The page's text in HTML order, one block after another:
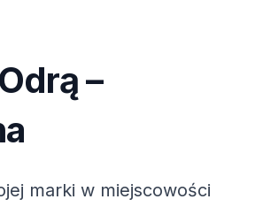
–
marki w miejscowości